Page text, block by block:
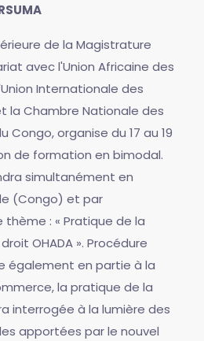
de la Magistrature
avec l'Union Africaine des
Internationale des
la Chambre Nationale des
Congo, organise du 17 au 19
de formation en bimodal.
simultanément en
(Congo) et par
thème : « Pratique de la
OHADA ». Procédure
également en partie à la
la pratique de la
interrogée à la lumière des
apportées par le nouvel